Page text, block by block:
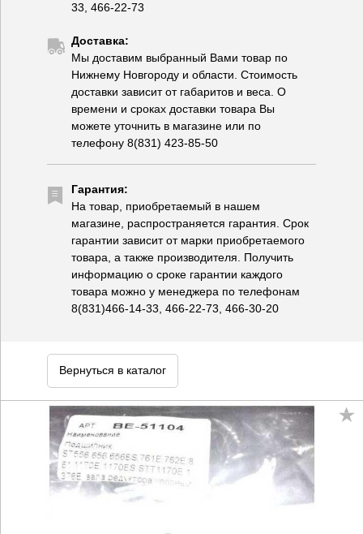
33, 466-22-73
Доставка:
Мы доставим выбранный Вами товар по
Нижнему Новгороду и области. Стоимость
доставки зависит от габаритов и веса. О
времени и сроках доставки товара Вы
можете уточнить в магазине или по
телефону 8(831) 423-85-50
Гарантия:
На товар, приобретаемый в нашем
магазине, распространяется гарантия. Срок
гарантии зависит от марки приобретаемого
товара, а также производителя. Получить
информацию о сроке гарантии каждого
товара можно у менеджера по телефонам
8(831)466-14-33, 466-22-73, 466-30-20
Вернуться в каталог